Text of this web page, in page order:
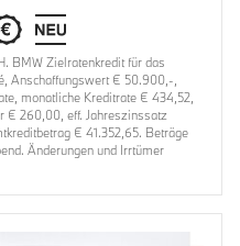
BMW Zielratenkredit für das
Anschaffungswert € 50.900,-,
monatliche Kreditrate € 434,52,
€ 260,00, eff. Jahreszinssatz
€ 41.352,65. Beträge
Änderungen und Irrtümer